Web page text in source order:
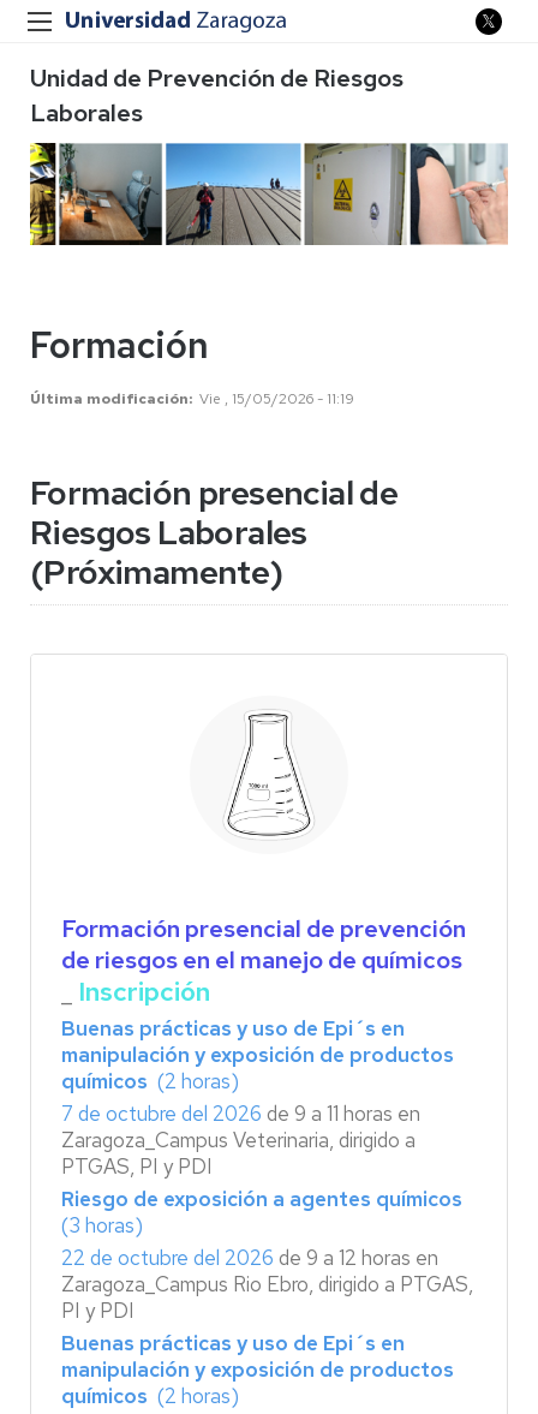
Unidad de Prevención de Riesgos
Laborales
Formación
Última modificación Vie , 15/05/2026 - 11:19
Formación presencial de
Riesgos Laborales
(Próximamente)
Formación presencial de prevención
de riesgos en el manejo de químicos
Inscripción
Buenas prácticas y uso de Epi´s en
manipulación y exposición de productos
químicos (2 horas)
7 de octubre del 2026 de 9 a 11 horas en
Zaragoza_Campus Veterinaria, dirigido a
PTGAS, PI y PDI
Riesgo de exposición a agentes químicos
(3 horas)
22 de octubre del 2026 de 9 a 12 horas en
Zaragoza_Campus Rio Ebro, dirigido a PTGAS,
PI y PDI
Buenas prácticas y uso de Epi´s en
manipulación y exposición de productos
químicos (2 horas)